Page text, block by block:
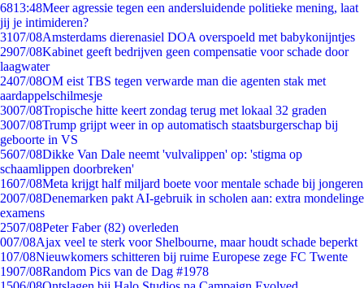
6813:48Meer agressie tegen een andersluidende politieke mening, laat
jij je intimideren?
3107/08Amsterdams dierenasiel DOA overspoeld met babykonijntjes
2907/08Kabinet geeft bedrijven geen compensatie voor schade door
laagwater
2407/08OM eist TBS tegen verwarde man die agenten stak met
aardappelschilmesje
3007/08Tropische hitte keert zondag terug met lokaal 32 graden
3007/08Trump grijpt weer in op automatisch staatsburgerschap bij
geboorte in VS
5607/08Dikke Van Dale neemt 'vulvalippen' op: 'stigma op
schaamlippen doorbreken'
1607/08Meta krijgt half miljard boete voor mentale schade bij jongeren
2007/08Denemarken pakt AI-gebruik in scholen aan: extra mondelinge
examens
2507/08Peter Faber (82) overleden
007/08Ajax veel te sterk voor Shelbourne, maar houdt schade beperkt
107/08Nieuwkomers schitteren bij ruime Europese zege FC Twente
1907/08Random Pics van de Dag #1978